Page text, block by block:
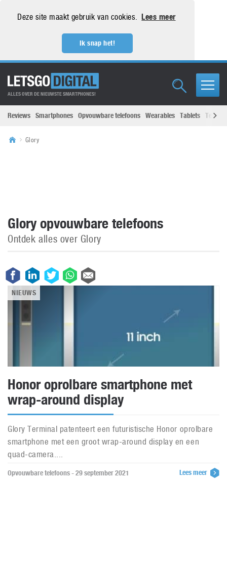
Deze site maakt gebruik van cookies. Lees meer
Ik snap het!
ALLES OVER DE NIEUWSTE SMARTPHONES!
Reviews Smartphones Opvouwbare telefoons Wearables Tablets
Glory
Glory opvouwbare telefoons
Ontdek alles over Glory
NIEUWS
Honor oprolbare smartphone met
wrap-around display
Glory Terminal patenteert een futuristische Honor oprolbare
smartphone met een groot wrap-around display en een
quad-camera....
Opvouwbare telefoons - 29 september 2021 Lees meer